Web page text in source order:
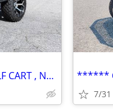
**** LOOK !!! - LITHIUM EZGO GOLF CART , NEW BUILD !! *****
7/31